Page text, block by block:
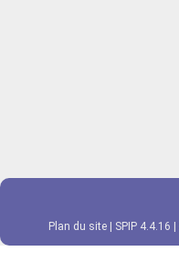
Plan du site SPIP 4.4.16